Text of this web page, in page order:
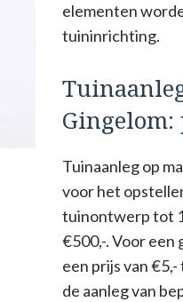
elementen
tuininrichting.
Tuinaanleg op
voor het
tuinontwerp tot
€500,-. Voor een
een prijs van
de aanleg van